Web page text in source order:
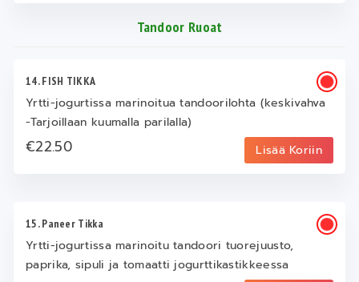
Tandoor Ruoat
14. FISH TIKKA
Yrtti-jogurtissa marinoitua tandoorilohta (keskivahva
-Tarjoillaan kuumalla parilalla)
€22.50 Lisää Koriin
15. Paneer Tikka
Yrtti-jogurtissa marinoitu tandoori tuorejuusto,
paprika, sipuli ja tomaatti jogurttikastikkeessa